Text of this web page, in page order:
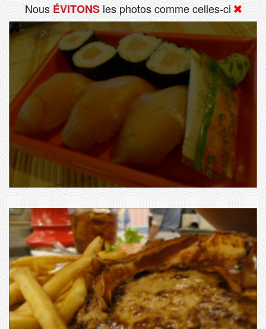
Nous ÉVITONSles photos comme celles-ci